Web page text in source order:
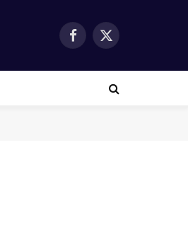
Facebook
X